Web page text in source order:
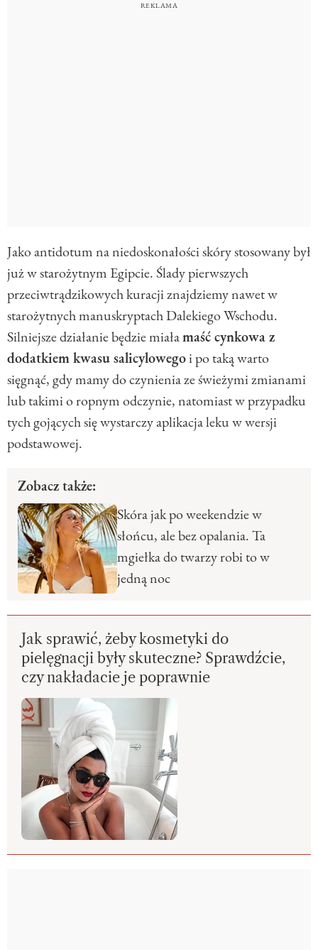
Jako antidotum na niedoskonałości skóry stosowany był
już w starożytnym Egipcie. Ślady pierwszych
przeciwtrądzikowych kuracji znajdziemy nawet w
starożytnych manuskryptach Dalekiego Wschodu.
Silniejsze działanie będzie miałamaść cynkowa z
dodatkiem kwasu salicylowegoi po taką warto
sięgnąć, gdy mamy do czynienia ze świeżymi zmianami
lub takimi o ropnym odczynie, natomiast w przypadku
tych gojących się wystarczy aplikacja leku w wersji
podstawowej.
Zobacz także:
Skóra jak po weekendzie w
słońcu, ale bez opalania. Ta
mgiełka do twarzy robi to w
jedną noc
Jak sprawić, żeby kosmetyki do
pielęgnacji były skuteczne? Sprawdźcie,
czy nakładacie je poprawnie